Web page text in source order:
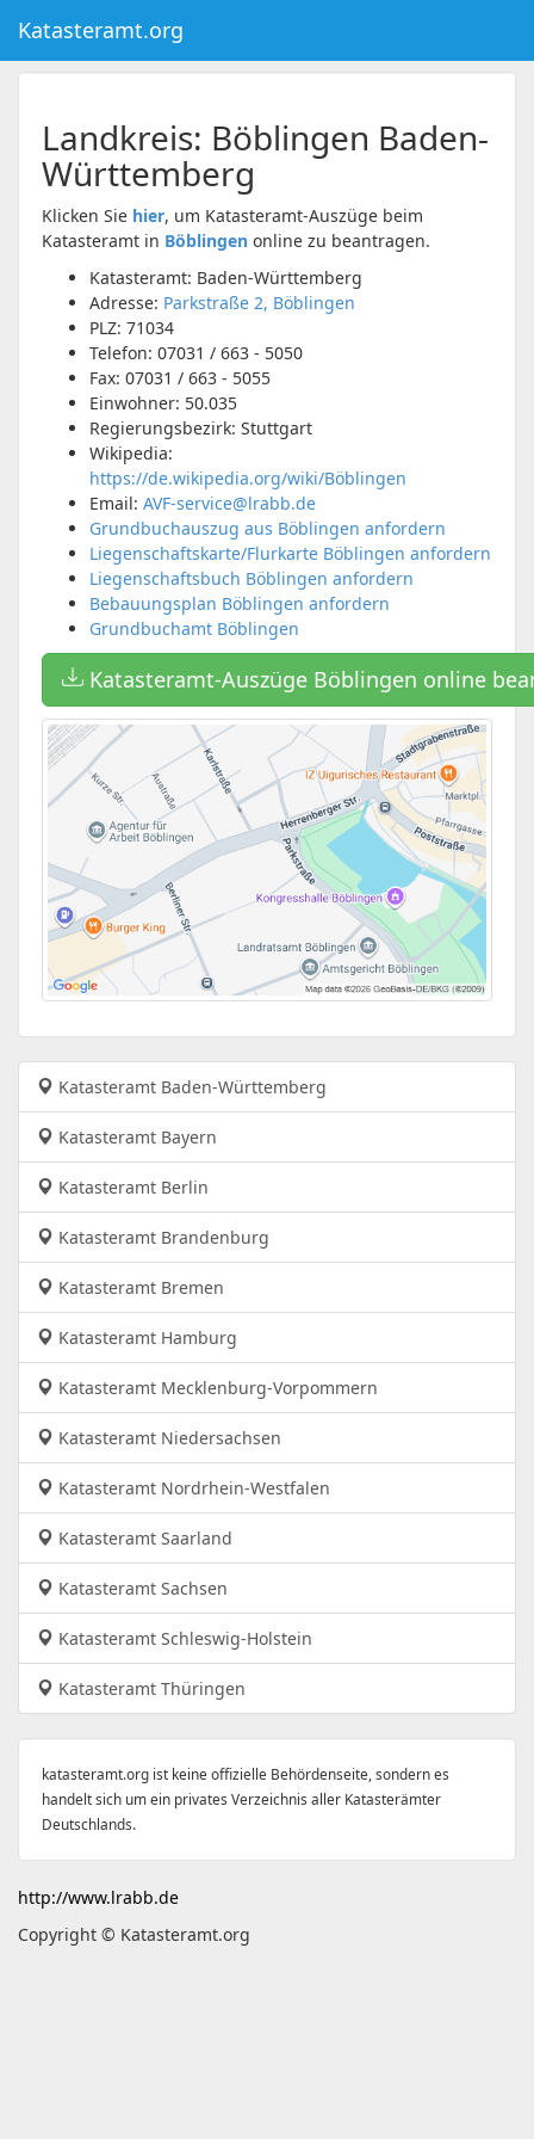
Katasteramt.org
Landkreis: Böblingen Baden-
Württemberg
Klicken Sie hier, um Katasteramt-Auszüge beim
Katasteramt in Böblingen online zu beantragen.
Katasteramt: Baden-Württemberg
Adresse: Parkstraße 2, Böblingen
PLZ: 71034
Telefon: 07031 / 663 - 5050
Fax: 07031 / 663 - 5055
Einwohner: 50.035
Regierungsbezirk: Stuttgart
Wikipedia:
https://de.wikipedia.org/wiki/Böblingen
Email: AVF-service@lrabb.de
Grundbuchauszug aus Böblingen anfordern
Liegenschaftskarte/Flurkarte Böblingen anfordern
Liegenschaftsbuch Böblingen anfordern
Bebauungsplan Böblingen anfordern
Grundbuchamt Böblingen
Katasteramt-Auszüge Böblingen online
Katasteramt Baden-Württemberg
Katasteramt Bayern
Katasteramt Berlin
Katasteramt Brandenburg
Katasteramt Bremen
Katasteramt Hamburg
Katasteramt Mecklenburg-Vorpommern
Katasteramt Niedersachsen
Katasteramt Nordrhein-Westfalen
Katasteramt Saarland
Katasteramt Sachsen
Katasteramt Schleswig-Holstein
Katasteramt Thüringen
katasteramt.org ist keine offizielle Behördenseite, sondern es
handelt sich um ein privates Verzeichnis aller Katasterämter
Deutschlands.
http://www.lrabb.de
Copyright © Katasteramt.org